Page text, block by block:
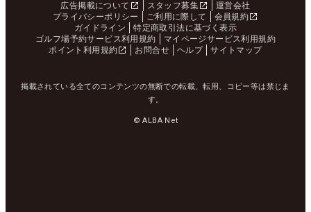
広告掲載について スタッフ募集
運営会社
プライバシーポリシー
ご利用に際して
会員規約
ガイドライン
特定商取引法に基づく表示
ゴルフ場予約サービス利用規約
マイページサービス利用規約
ポイント利用規約
お問合せ ヘルプ サイトマップ
掲載されている全てのコンテンツの無断での転載、転用、コピー等は禁じま
す。
© ALBA Net